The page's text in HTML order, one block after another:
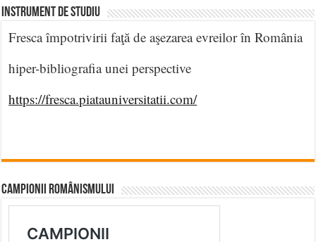
INSTRUMENT DE STUDIU
Fresca împotrivirii faţă de aşezarea evreilor în România
hiper-bibliografia unei perspective
https://fresca.piatauniversitatii.com/
CAMPIONII ROMÂNISMULUI